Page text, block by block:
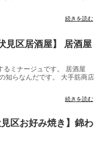
続きを読む
見区居酒屋】 居酒屋
るミナージュです。 居酒屋
知らなんだです。 大手筋商店
続きを読む
区お好み焼き】錦わ